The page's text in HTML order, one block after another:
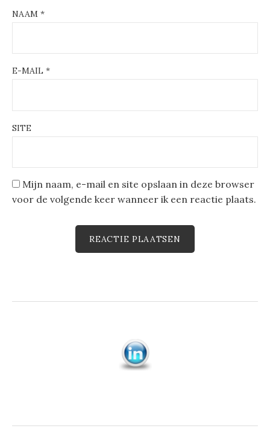
NAAM *
E-MAIL *
SITE
Mijn naam, e-mail en site opslaan in deze browser
voor de volgende keer wanneer ik een reactie plaats.